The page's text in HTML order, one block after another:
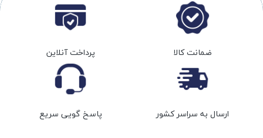
ضمانت کالا پرداخت آنلاین
ارسال به سراسر کشور پاسخ گویی سریع